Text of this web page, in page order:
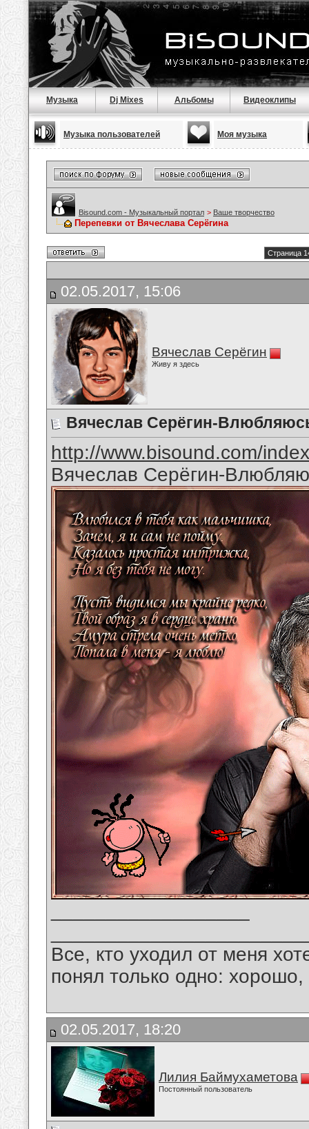
Музыка Dj Mixes Альбомы Видеоклипы
Музыка пользователей Моя музыка
Bisound.com - Музыкальный портал > Ваше творчество
Перепевки от Вячеслава Серёгина
Страница
02.05.2017, 15:06
Вячеслав Серёгин
Живу я здесь
Вячеслав Серёгин-
http://www.bisound.com/
Вячеслав Серёгин-
Все, кто уходил от меня
понял только одно:
02.05.2017, 18:20
Лилия Баймухаметова
Постоянный пользователь